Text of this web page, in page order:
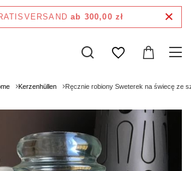
ab 300,00 zł
Kerzenhüllen Ręcznie robiony Sweterek na świecę ze